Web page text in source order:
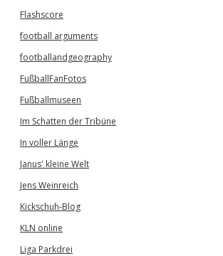
Flashscore
football arguments
footballandgeography
FußballFanFotos
Fußballmuseen
Im Schatten der Tribüne
In voller Länge
Janus' kleine Welt
Jens Weinreich
Kickschuh-Blog
KLN online
Liga Parkdrei